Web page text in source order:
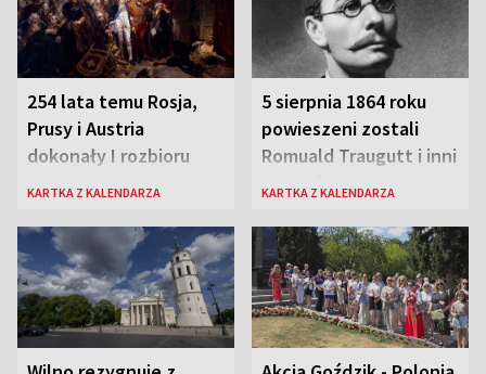
254 lata temu Rosja,
Prusy i Austria
dokonały I rozbioru
Polski
KARTKA Z KALENDARZA
5 sierpnia 1864 roku
powieszeni zostali
Romuald Traugutt i inni
przywódcy Powstania
KARTKA Z KALENDARZA